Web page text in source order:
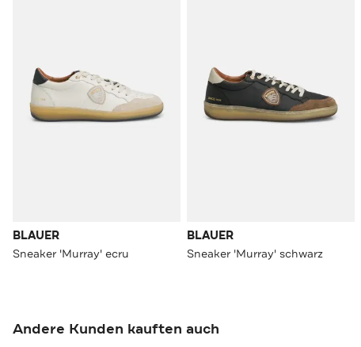
BLAUER
Sneaker 'Murray' ecru
BLAUER
Sneaker 'Murray' schwarz
Andere Kunden kauften auch